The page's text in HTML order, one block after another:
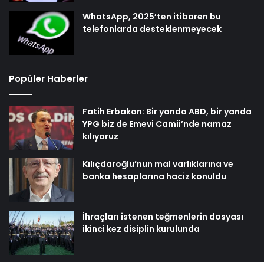
WhatsApp, 2025’ten itibaren bu
telefonlarda desteklenmeyecek
Popüler Haberler
Fatih Erbakan: Bir yanda ABD, bir yanda
YPG biz de Emevi Camii’nde namaz
kılıyoruz
Kılıçdaroğlu’nun mal varlıklarına ve
banka hesaplarına haciz konuldu
İhraçları istenen teğmenlerin dosyası
ikinci kez disiplin kurulunda